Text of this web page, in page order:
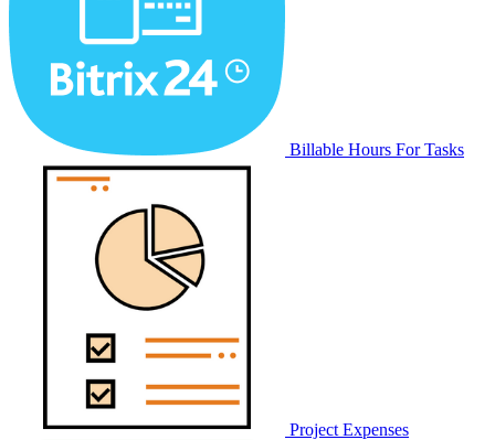
Billable Hours For Tasks
Project Expenses